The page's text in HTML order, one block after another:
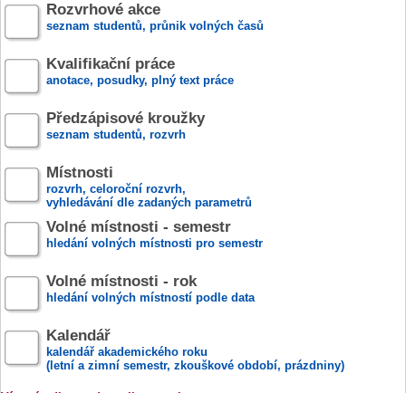
Rozvrhové akce
seznam studentů, průnik volných časů
Kvalifikační práce
anotace, posudky, plný text práce
Předzápisové kroužky
seznam studentů, rozvrh
Místnosti
rozvrh, celoroční rozvrh,
vyhledávání dle zadaných parametrů
Volné místnosti - semestr
hledání volných místnosti pro semestr
Volné místnosti - rok
hledání volných místností podle data
Kalendář
kalendář akademického roku
(letní a zimní semestr, zkouškové období, prázdniny)